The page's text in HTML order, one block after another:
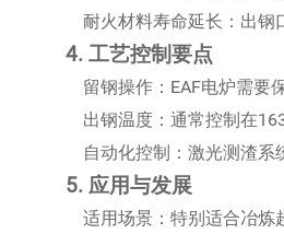
耐火材料寿命延长：出钢
4. 工艺控制要点
留钢操作：EAF电炉需要
出钢温度：通常控制在
自动化控制：激光测渣系
5. 应用与发展
适用场景：特别适合冶炼